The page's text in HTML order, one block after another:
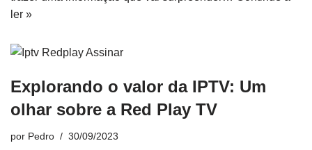
ler »
Explorando o valor da IPTV: Um
olhar sobre a Red Play TV
por Pedro 30/09/2023